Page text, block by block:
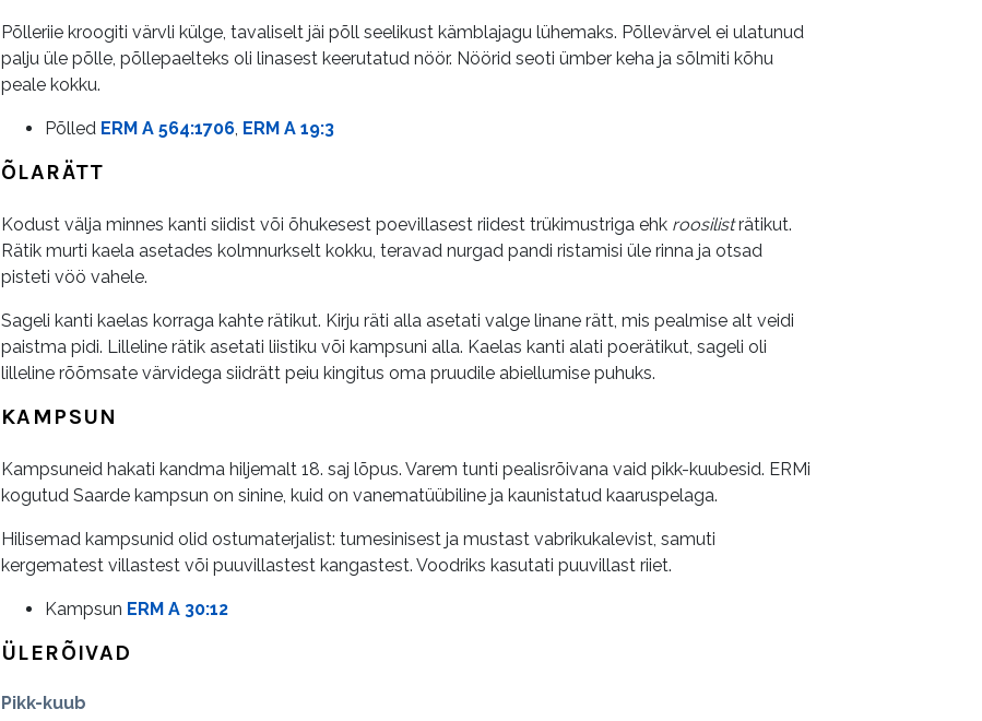
Põlleriie kroogiti värvli külge, tavaliselt jäi põll seelikust kämblajagu lühemaks. Põllevärvel ei ulatunud
palju üle põlle, põllepaelteks oli linasest keerutatud nöör. Nöörid seoti ümber keha ja sõlmiti kõhu
peale kokku.
Põlled ERM A 564:1706, ERM A 19:3
ÕLARÄTT
Kodust välja minnes kanti siidist või õhukesest poevillasest riidest trükimustriga ehk roosilisträtikut.
Rätik murti kaela asetades kolmnurkselt kokku, teravad nurgad pandi ristamisi üle rinna ja otsad
pisteti vöö vahele.
Sageli kanti kaelas korraga kahte rätikut. Kirju räti alla asetati valge linane rätt, mis pealmise alt veidi
paistma pidi. Lilleline rätik asetati liistiku või kampsuni alla. Kaelas kanti alati poerätikut, sageli oli
lilleline rõõmsate värvidega siidrätt peiu kingitus oma pruudile abiellumise puhuks.
KAMPSUN
Kampsuneid hakati kandma hiljemalt 18. saj lõpus. Varem tunti pealisrõivana vaid pikk-kuubesid. ERMi
kogutud Saarde kampsun on sinine, kuid on vanematüübiline ja kaunistatud kaaruspelaga.
Hilisemad kampsunid olid ostumaterjalist: tumesinisest ja mustast vabrikukalevist, samuti
kergematest villastest või puuvillastest kangastest. Voodriks kasutati puuvillast riiet.
Kampsun ERM A 30:12
ÜLERÕIVAD
Pikk-kuub